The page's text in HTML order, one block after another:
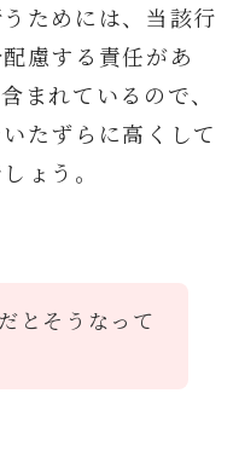
ためには、当該行
慮する責任があ
まれているので、
たずらに高くして
ょう。
とそうなって